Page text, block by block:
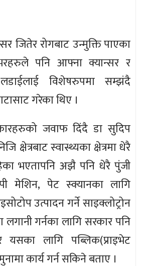
जितेर रोगबाट उन्मुक्ति पाएका
पनि आफ्ना क्यान्सर र
विशेषरुपमा सम्झंदै
गरेका थिए ।
जवाफ दिंदै डा सुदिप
क्षेत्रबाट स्वास्थ्यका क्षेत्रमा धेरै
भएतापनि अझै पनि धेरै पुंजी
मेशिन, पेट स्क्यानका लागि
उत्पादन गर्ने साइक्लोट्रोन
गर्नका लागि सरकार पनि
यसका लागि पब्लिक(प्राइभेट
कार्य गर्न सकिने बताए ।